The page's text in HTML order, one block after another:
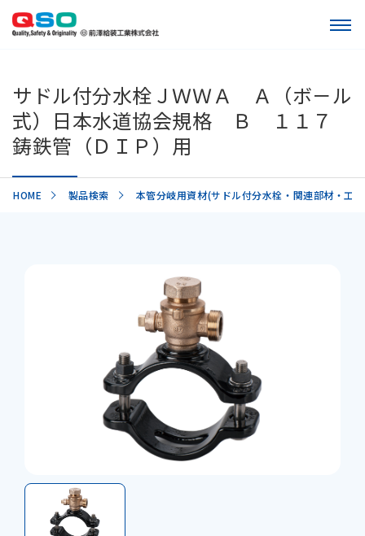
サドル付分水栓ＪＷＷＡ Ａ（ボ－ル
式）日本水道協会規格 Ｂ １１７
鋳鉄管（ＤＩＰ）用
HOME 製品検索 本管分岐用資材(サドル付分水栓・関連部材・工